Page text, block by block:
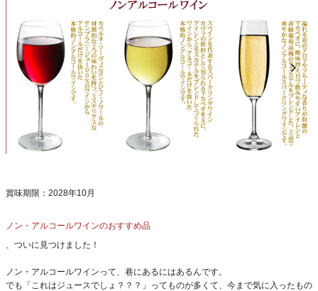
賞味期限：2028年10月
ノン・アルコールワインのおすすめ品
、ついに見つけました！
ノン・アルコールワインって、巷にあるにはあるんです。
でも「これはジュースでしょ？？？」ってものが多くて、今まで気に入ったもの